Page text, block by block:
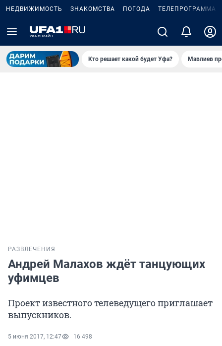
НЕДВИЖИМОСТЬ ЗНАКОМСТВА ПОГОДА ТЕЛЕПРОГРАММА
Кто решает какой будет Уфа? Мавлиев
РАЗВЛЕЧЕНИЯ
Андрей Малахов ждёт танцующих
уфимцев
Проект известного телеведущего приглашает
выпускников.
5 июня 2017, 12:47 16 498